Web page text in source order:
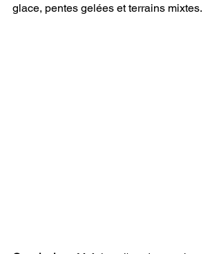
glace, pentes gelées et terrains mixtes.